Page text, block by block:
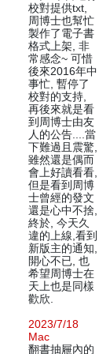
校對提供txt,
周博士也幫忙
製作了電子書
格式上架, 非
常感念~ 可惜
後來2016年中
事忙, 暫停了
校對的支持,
再後來就是看
到周博士由友
人的公告....當
下難過且震驚,
雖然還是偶而
會上好讀看看,
但是看到周博
士曾經的發文
還是心中不捨,
終於, 今天久
違的上線,看到
新版主的通知,
開心不已, 也
希望周博士在
天上也是同樣
歡欣.
2023/7/18
Mac
翻書抽屜內的